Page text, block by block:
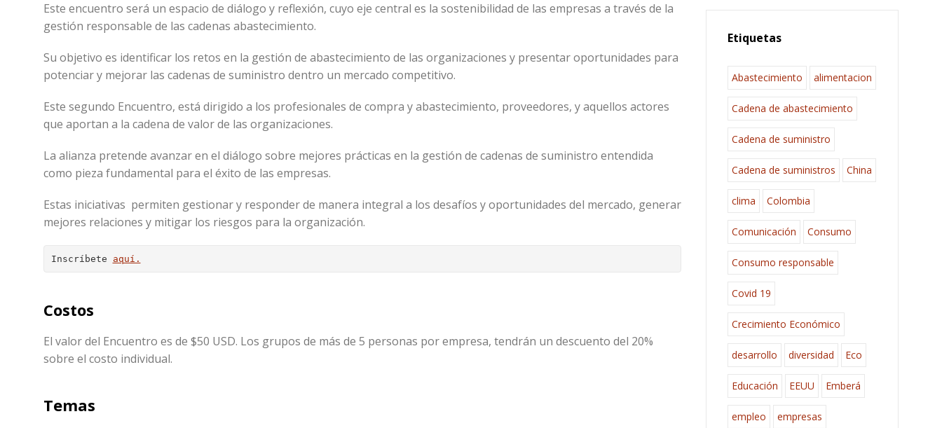
Este encuentro será un espacio de diálogo y reflexión, cuyo eje central es la sostenibilidad de las empresas a través de la
gestión responsable de las cadenas abastecimiento.
Su objetivo es identificar los retos en la gestión de abastecimiento de las organizaciones y presentar oportunidades para
potenciar y mejorar las cadenas de suministro dentro un mercado competitivo.
Este segundo Encuentro, está dirigido a los profesionales de compra y abastecimiento, proveedores, y aquellos actores
que aportan a la cadena de valor de las organizaciones.
La alianza pretende avanzar en el diálogo sobre mejores prácticas en la gestión de cadenas de suministro entendida
como pieza fundamental para el éxito de las empresas.
Estas iniciativas permiten gestionar y responder de manera integral a los desafíos y oportunidades del mercado, generar
mejores relaciones y mitigar los riesgos para la organización.
Inscríbete aquí.
Costos
El valor del Encuentro es de $50 USD. Los grupos de más de 5 personas por empresa, tendrán un descuento del 20%
sobre el costo individual.
Temas
Etiquetas
Abastecimiento alimentacion
Cadena de abastecimiento
Cadena de suministro
Cadena de suministros China
clima Colombia
Comunicación Consumo
Consumo responsable
Covid 19
Crecimiento Económico
desarrollo diversidad Eco
Educación EEUU Emberá
empleo empresas